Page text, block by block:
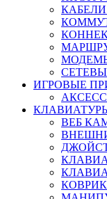
ИГРОВЫЕ
ВЕБ